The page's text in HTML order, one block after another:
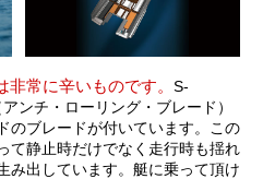
常に辛いものです。 S-
ンチ・ローリング・ブレード）
のブレードが付いています。この
て静止時だけでなく走行時も揺れ
み出しています。艇に乗って頂け